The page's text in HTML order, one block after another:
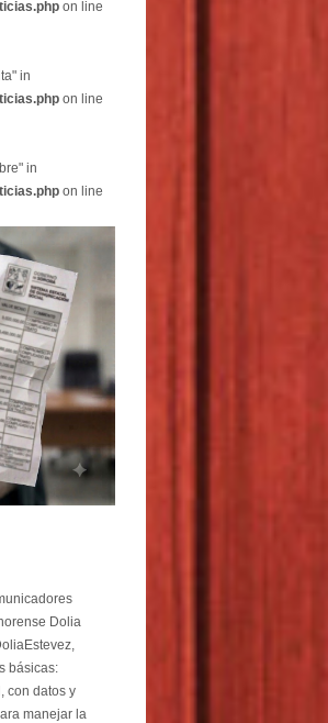
on line
in
on line
in
on line
Dolia
básicas:
con datos y
manejar la